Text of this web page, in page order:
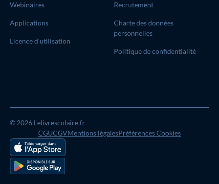
Webinaires
Applications
Licence d'utilisation
Recrutement
Charte des données
personnelles
Politique de confidentialité
© 2026 Lelivrescolaire.fr
CGUCGVMentions légalesPréférences Cookies